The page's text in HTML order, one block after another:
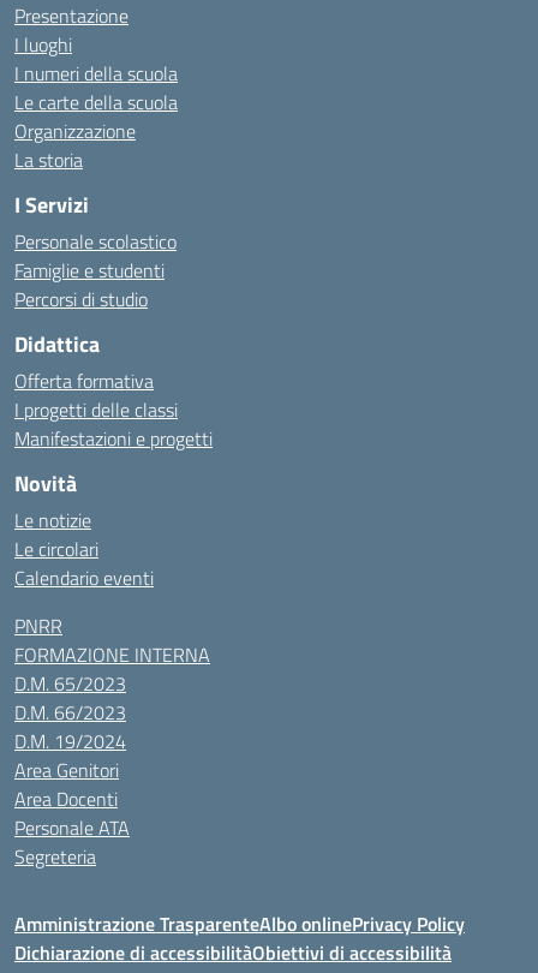
Presentazione
I luoghi
I numeri della scuola
Le carte della scuola
Organizzazione
La storia
I Servizi
Personale scolastico
Famiglie e studenti
Percorsi di studio
Didattica
Offerta formativa
I progetti delle classi
Manifestazioni e progetti
Novità
Le notizie
Le circolari
Calendario eventi
PNRR
FORMAZIONE INTERNA
D.M. 65/2023
D.M. 66/2023
D.M. 19/2024
Area Genitori
Area Docenti
Personale ATA
Segreteria
Amministrazione TrasparenteAlbo onlinePrivacy Policy
Dichiarazione di accessibilitàObiettivi di accessibilità